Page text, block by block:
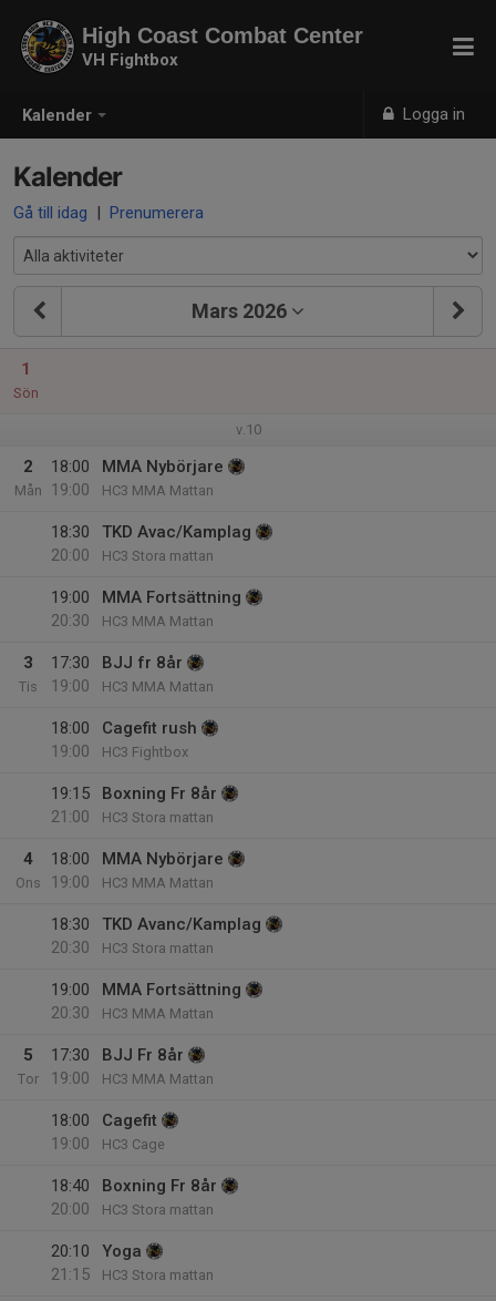
Kalender Logga in
High Coast Combat Center
VH Fightbox
Kalender
Gå till idag | Prenumerera
Mars 2026
1
Sön
v.10
2
Mån
18:00
19:00
MMA Nybörjare
HC3 MMA Mattan
18:30
20:00
TKD Avac/Kamplag
HC3 Stora mattan
19:00
20:30
MMA Fortsättning
HC3 MMA Mattan
3
Tis
17:30
19:00
BJJ fr 8år
HC3 MMA Mattan
18:00
19:00
Cagefit rush
HC3 Fightbox
19:15
21:00
Boxning Fr 8år
HC3 Stora mattan
4
Ons
18:00
19:00
MMA Nybörjare
HC3 MMA Mattan
18:30
20:30
TKD Avanc/Kamplag
HC3 Stora mattan
19:00
20:30
MMA Fortsättning
HC3 MMA Mattan
5
Tor
17:30
19:00
BJJ Fr 8år
HC3 MMA Mattan
18:00
19:00
Cagefit
HC3 Cage
18:40
20:00
Boxning Fr 8år
HC3 Stora mattan
20:10
21:15
Yoga
HC3 Stora mattan